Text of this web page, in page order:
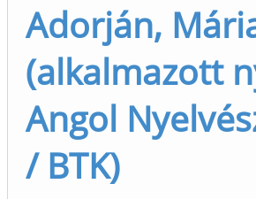
Adorján,
(alkalmazott
Angol
/ BTK)